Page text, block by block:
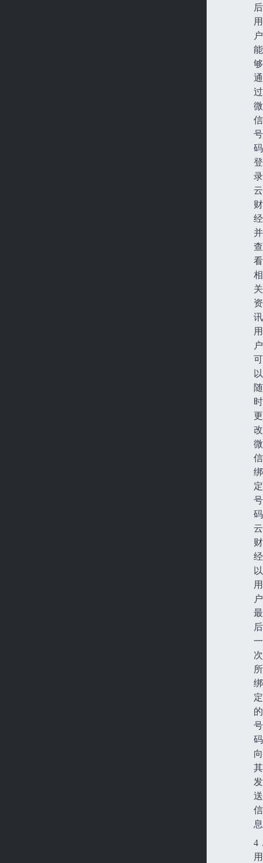
用
户
能
够
通
过
微
信
号
码
登
录
云
财
经
并
查
看
相
关
资
用
户
可
以
随
时
更
改
微
信
绑
定
号
云
财
经
以
用
户
最
后
一
次
所
绑
定
的
号
码
向
其
发
送
信
4
用